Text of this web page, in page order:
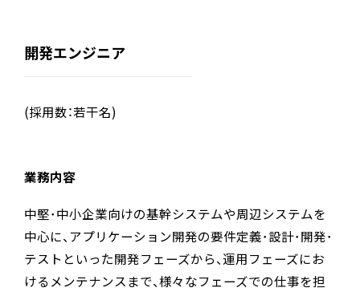
開発エンジニア
(採用数：若干名)
業務内容
中堅･中小企業向けの基幹システムや周辺システムを
中心に、アプリケーション開発の要件定義･設計･開発･
テストといった開発フェーズから、運用フェーズにお
けるメンテナンスまで、様々なフェーズでの仕事を担